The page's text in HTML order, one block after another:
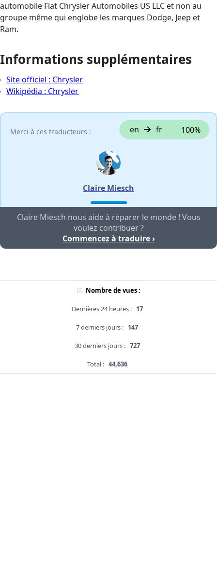
automobile Fiat Chrysler Automobiles US LLC et non au
groupe même qui englobe les marques Dodge, Jeep et
Ram.
Informations supplémentaires
Site officiel : Chrysler
Wikipédia : Chrysler
Merci à ces traducteurs : en fr 100%
Claire Miesch
Claire Miesch nous aide à réparer le monde ! Vous
voulez contribuer ?
Commencez à traduire ›
Nombre de vues :
Dernières 24 heures : 17
7 derniers jours : 147
30 derniers jours : 727
Total : 44,636